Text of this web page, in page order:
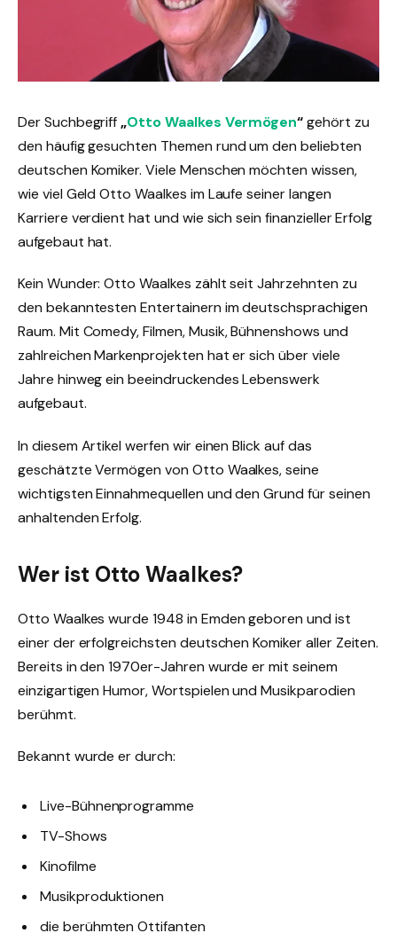
Der Suchbegriff„Otto Waalkes Vermögen“gehört zu
den häufig gesuchten Themen rund um den beliebten
deutschen Komiker. Viele Menschen möchten wissen,
wie viel Geld Otto Waalkes im Laufe seiner langen
Karriere verdient hat und wie sich sein finanzieller Erfolg
aufgebaut hat.
Kein Wunder: Otto Waalkes zählt seit Jahrzehnten zu
den bekanntesten Entertainern im deutschsprachigen
Raum. Mit Comedy, Filmen, Musik, Bühnenshows und
zahlreichen Markenprojekten hat er sich über viele
Jahre hinweg ein beeindruckendes Lebenswerk
aufgebaut.
In diesem Artikel werfen wir einen Blick auf das
geschätzte Vermögen von Otto Waalkes, seine
wichtigsten Einnahmequellen und den Grund für seinen
anhaltenden Erfolg.
Wer ist Otto Waalkes?
Otto Waalkes wurde 1948 in Emden geboren und ist
einer der erfolgreichsten deutschen Komiker aller Zeiten.
Bereits in den 1970er-Jahren wurde er mit seinem
einzigartigen Humor, Wortspielen und Musikparodien
berühmt.
Bekannt wurde er durch:
Live-Bühnenprogramme
TV-Shows
Kinofilme
Musikproduktionen
die berühmten Ottifanten